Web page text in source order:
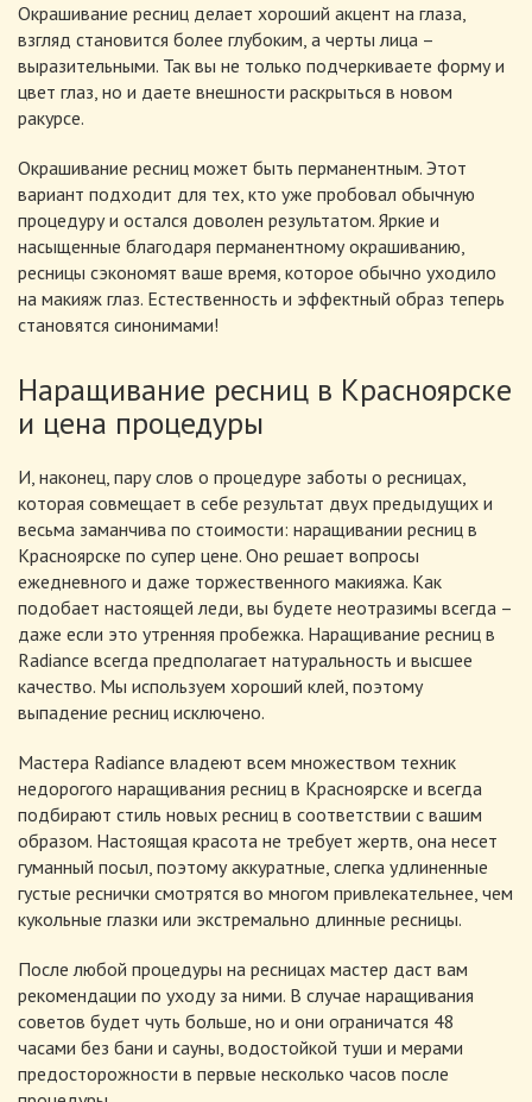
Окрашивание ресниц делает хороший акцент на глаза,
взгляд становится более глубоким, а черты лица –
выразительными. Так вы не только подчеркиваете форму и
цвет глаз, но и даете внешности раскрыться в новом
ракурсе.
Окрашивание ресниц может быть перманентным. Этот
вариант подходит для тех, кто уже пробовал обычную
процедуру и остался доволен результатом. Яркие и
насыщенные благодаря перманентному окрашиванию,
ресницы сэкономят ваше время, которое обычно уходило
на макияж глаз. Естественность и эффектный образ теперь
становятся синонимами!
Наращивание ресниц в Красноярске
и цена процедуры
И, наконец, пару слов о процедуре заботы о ресницах,
которая совмещает в себе результат двух предыдущих и
весьма заманчива по стоимости: наращивании ресниц в
Красноярске по супер цене. Оно решает вопросы
ежедневного и даже торжественного макияжа. Как
подобает настоящей леди, вы будете неотразимы всегда –
даже если это утренняя пробежка. Наращивание ресниц в
Radiance всегда предполагает натуральность и высшее
качество. Мы используем хороший клей, поэтому
выпадение ресниц исключено.
Мастера Radiance владеют всем множеством техник
недорогого наращивания ресниц в Красноярске и всегда
подбирают стиль новых ресниц в соответствии с вашим
образом. Настоящая красота не требует жертв, она несет
гуманный посыл, поэтому аккуратные, слегка удлиненные
густые реснички смотрятся во многом привлекательнее, чем
кукольные глазки или экстремально длинные ресницы.
После любой процедуры на ресницах мастер даст вам
рекомендации по уходу за ними. В случае наращивания
советов будет чуть больше, но и они ограничатся 48
часами без бани и сауны, водостойкой туши и мерами
предосторожности в первые несколько часов после